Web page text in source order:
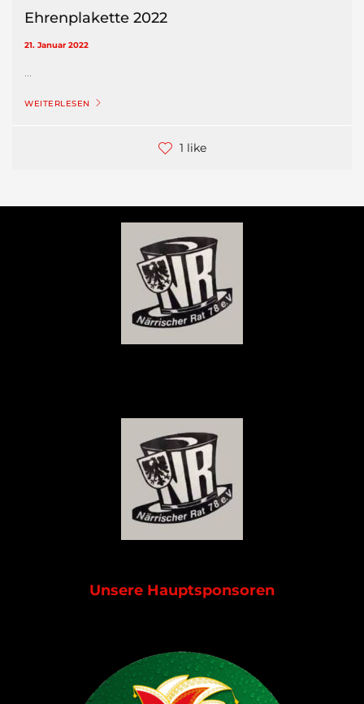
Ehrenplakette 2022
21. Januar 2022
...
WEITERLESEN
1 like
Unsere Hauptsponsoren